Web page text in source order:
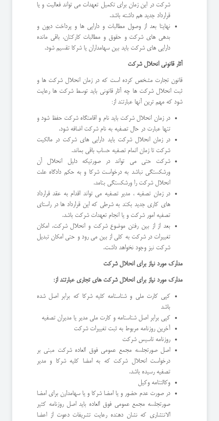
شرکت در این زمان برای تکمیل تعهدات می تواند فعالیت و یا
قرارداد جدید هم داشته باشد.
نهایتا بعد از وصول مطالبات و دارایی ها و پرداخت دیون و
بدهی های شرکت و حقوق و مطالبات کارکنان، باقی مانده
دارایی های شرکت باید بین سهامداران یا شرکا تقسیم شود.
آثار قانونی انحلال شرکت
قانون تجارت مشخص کرده است که در زمان انحلال شرکت ها و
ثبت انحلال شرکت ها چه آثار قانونی باید توسط شرکت ها رعایت
شود که مهم ترین آنها عبارتند از:
در زمان انحلال شرکت باید نام و اقامتگاه شرکت حفظ شود و
تنها عبارت در حال تصفیه به نام شرکت اضافه شود.
در زمان انحلال شرکت باید دارایی های شرکت در مالکیت
شرکت تا زمان اتمام تصفیه حساب باقی بماند.
شرکت حتی می تواند در صورتیکه دلیل انحلال آن
ورشکستگی نباشد به درخواست شرکا و به حکم دادگاه علت
انحلال شرکت را ورشکستگی بنامد.
در زمان تصفیه ، مدیر تصفیه می تواند اقدام به عقد قرارداد
های کاری جدید بکند به شرطی که این قرارداد ها در راستای
تصفیه امور شرکت و یا انجام تعهدات شرکت باشد.
بعد از از بین رفتن موضوع شرکت و انحلال شرکت، امکان
تغییرات در شرکت به کلی از بین می رود و حتی امکان تبدیل
شرکت نیز وجود نخواهد داشت.
مدارک مورد نیاز برای انحلال شرکت
مدارک مورد نیاز برای انحلال شرکت های تجاری عبارتند از:
کپی کارت ملی و شناسنامه کلیه شرکا که برابر اصل شده
باشد
کپی برابر اصل شناسنامه و کارت ملی مدیر یا مدیران تصفیه
آخرین روزنامه مربوط به ثبت تغییرات شرکت
روزنامه تاسیس شرکت
اصل صورتجلسه مجمع عمومی فوق العاده شرکت مبنی بر
درخواست انحلال شرکت که به امضا کلیه شرکا و مدیر
تصفیه رسیده باشد.
وکالتنامه وکیل
در صورت عدم حضور و یا امضا شرکا و یا سهامدارن برای امضا
صورتجلسه مجمع عمومی فوق العاده باید اصل روزنامه کثیر
الانتشاری که نشان دهنده رعایت تشریفات دعوت از اعضا